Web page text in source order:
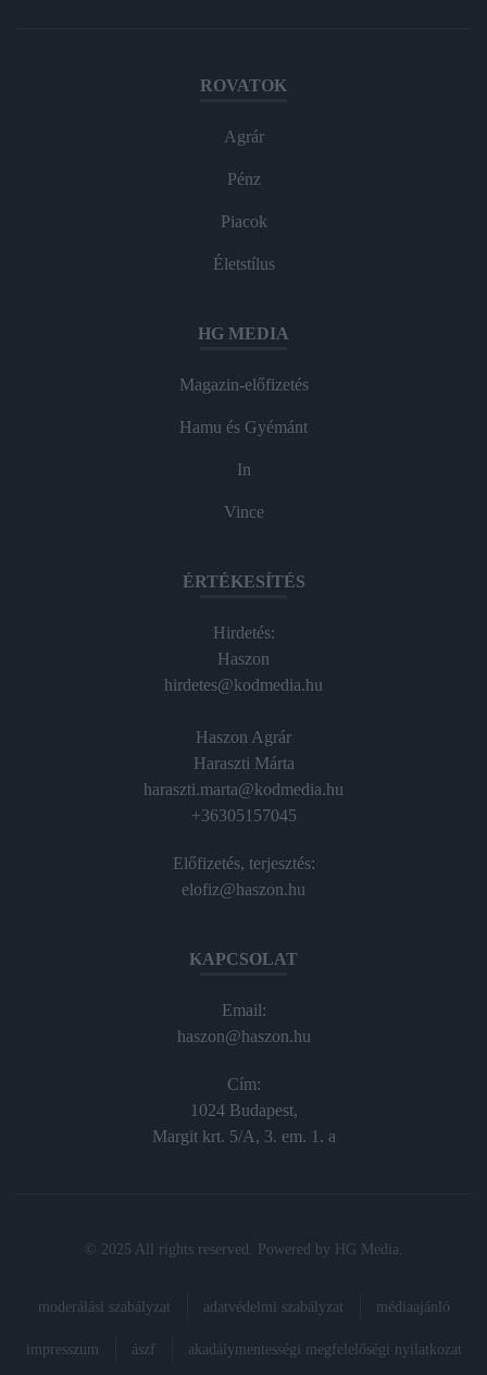
ROVATOK
Agrár
Pénz
Piacok
Életstílus
HG MEDIA
Magazin-előfizetés
Hamu és Gyémánt
In
Vince
ÉRTÉKESÍTÉS
Hirdetés:
Haszon
hirdetes@kodmedia.hu
Haszon Agrár
Haraszti Márta
haraszti.marta@kodmedia.hu
+36305157045
Előfizetés, terjesztés:
elofiz@haszon.hu
KAPCSOLAT
Email:
haszon@haszon.hu
Cím:
1024 Budapest,
Margit krt. 5/A, 3. em. 1. a
© 2025 All rights reserved. Powered by HG Media
moderálási szabályzat adatvédelmi szabályzat médiaajánló
impresszum ászf akadálymentességi megfelelőségi nyilatkozat